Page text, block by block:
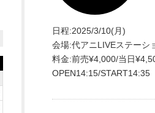
日程:2025/3/10(月)
会場:代アニLIVEステーシ
料金:前売¥4,000/当日
OPEN14:15/START14:35